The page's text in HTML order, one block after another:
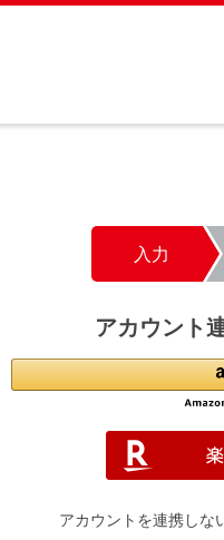
入力
アカウント
アカウントを連携しな